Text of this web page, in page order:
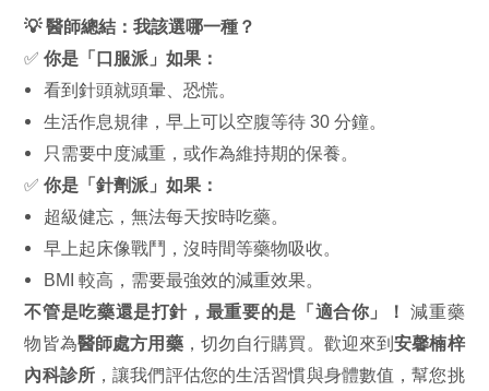
💡 醫師總結：我該選哪一種？
✅你是「口服派」如果：
看到針頭就頭暈、恐慌。
生活作息規律，早上可以空腹等待 30 分鐘。
只需要中度減重，或作為維持期的保養。
✅你是「針劑派」如果：
超級健忘，無法每天按時吃藥。
早上起床像戰鬥，沒時間等藥物吸收。
BMI 較高，需要最強效的減重效果。
不管是吃藥還是打針，最重要的是「適合你」！
減重藥
物皆為醫師處方用藥，切勿自行購買。歡迎來到安馨楠梓
內科診所 ，讓我們評估您的生活習慣與身體數值，幫您挑